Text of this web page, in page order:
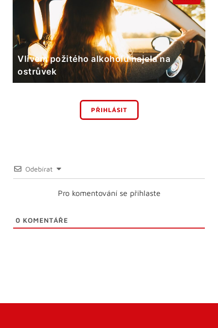
Vlivem požitého alkoholu najela na
ostrůvek
PŘIHLÁSIT
Odebírat
Pro komentování se přihlaste
0 KOMENTÁŘE